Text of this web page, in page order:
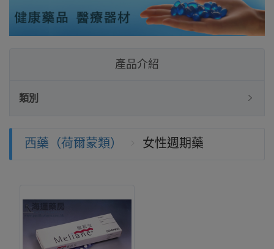
產品介紹
類別
西藥（荷爾蒙類） 女性週期藥